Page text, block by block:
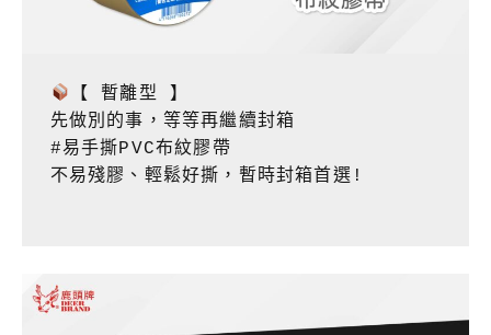
【 暫離型 】
先做別的事，等等再繼續封箱
#易手撕PVC布紋膠帶
不易殘膠、輕鬆好撕，暫時封箱首選!